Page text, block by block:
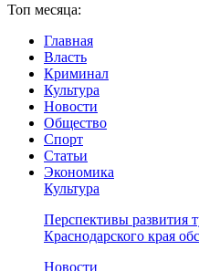
Топ месяца:
Главная
Власть
Криминал
Культура
Новости
Общество
Спорт
Статьи
Экономика
Культура
Перспективы развития
Краснодарского края
Новости